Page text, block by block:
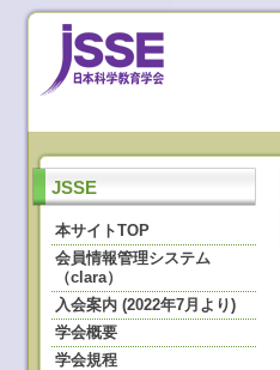
JSSE
本サイトTOP
会員情報管理システム
（clara）
入会案内 (2022年7月より)
学会概要
学会規程